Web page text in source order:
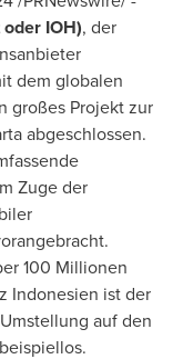
IOH), der
dem globalen
großes Projekt zur
abgeschlossen.
Zuge der
100 Millionen
Indonesien ist der
auf den